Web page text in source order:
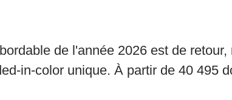
de l'année 2026 est de
in-color unique. À partir de 40 495